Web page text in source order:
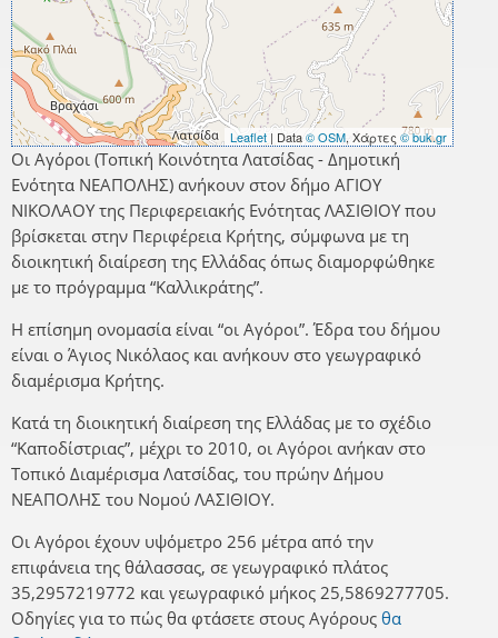
Leaflet | Data© OSM, Χάρτες © buk.gr
Οι Αγόροι (Τοπική Κοινότητα Λατσίδας - Δημοτική
Ενότητα ΝΕΑΠΟΛΗΣ) ανήκουν στον δήμο ΑΓΙΟΥ
ΝΙΚΟΛΑΟΥ της Περιφερειακής Ενότητας ΛΑΣΙΘΙΟΥ που
βρίσκεται στην Περιφέρεια Κρήτης, σύμφωνα με τη
διοικητική διαίρεση της Ελλάδας όπως διαμορφώθηκε
με το πρόγραμμα “Καλλικράτης”.
Η επίσημη ονομασία είναι “οι Αγόροι”. Έδρα του δήμου
είναι ο Άγιος Νικόλαος και ανήκουν στο γεωγραφικό
διαμέρισμα Κρήτης.
Κατά τη διοικητική διαίρεση της Ελλάδας με το σχέδιο
“Καποδίστριας”, μέχρι το 2010, οι Αγόροι ανήκαν στο
Τοπικό Διαμέρισμα Λατσίδας, του πρώην Δήμου
ΝΕΑΠΟΛΗΣ του Νομού ΛΑΣΙΘΙΟΥ.
Οι Αγόροι έχουν υψόμετρο 256 μέτρα από την
επιφάνεια της θάλασσας, σε γεωγραφικό πλάτος
35,2957219772 και γεωγραφικό μήκος 25,5869277705.
Οδηγίες για το πώς θα φτάσετε στους Αγόρους θα